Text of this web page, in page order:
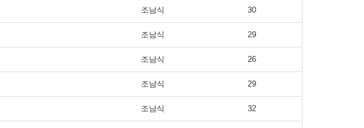
조남식 30
조남식 29
조남식 26
조남식 29
조남식 32